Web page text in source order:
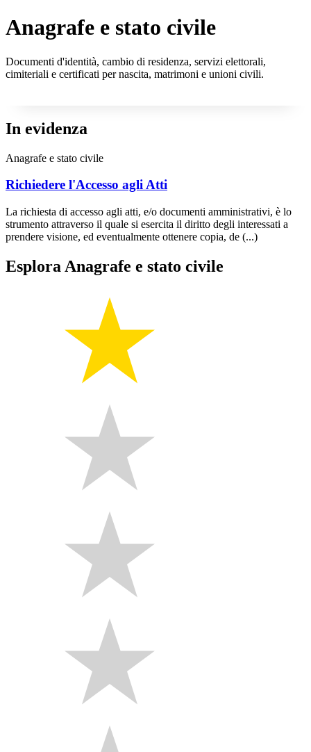
Anagrafe e stato civile
Documenti d'identità, cambio di residenza, servizi elettorali,
cimiteriali e certificati per nascita, matrimoni e unioni civili.
In evidenza
Anagrafe e stato civile
Richiedere l'Accesso agli Atti
La richiesta di accesso agli atti, e/o documenti amministrativi, è lo
strumento attraverso il quale si esercita il diritto degli interessati a
prendere visione, ed eventualmente ottenere copia, de (...)
Esplora Anagrafe e stato civile